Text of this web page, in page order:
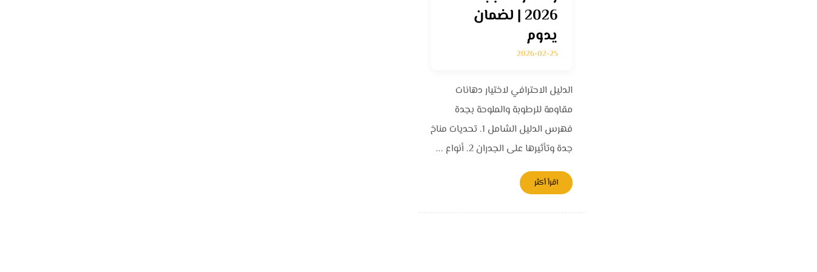
2026 | لضمان
يدوم
2026-02-25
الدليل الاحترافي لاختيار دهانات
مقاومة للرطوبة والملوحة بجدة
فهرس الدليل الشامل 1. تحديات مناخ
جدة وتأثيرها على الجدران 2. أنواع ...
اقرأ أكثر
افضل
تشطيبات
داخلية